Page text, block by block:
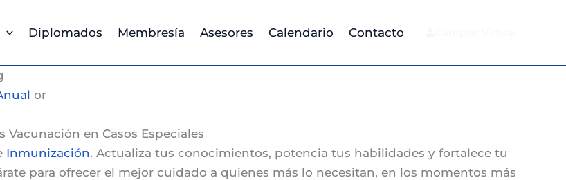
Diplomados Membresía Asesores Calendario Contacto
or
en Casos Especiales
Inmunización. Actualiza tus conocimientos, potencia tus habilidades y fortalece tu
para ofrecer el mejor cuidado a quienes más lo necesitan, en los momentos más